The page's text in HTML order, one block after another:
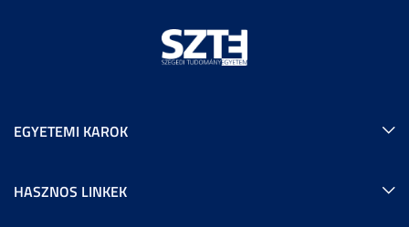
EGYETEMI KAROK
HASZNOS LINKEK